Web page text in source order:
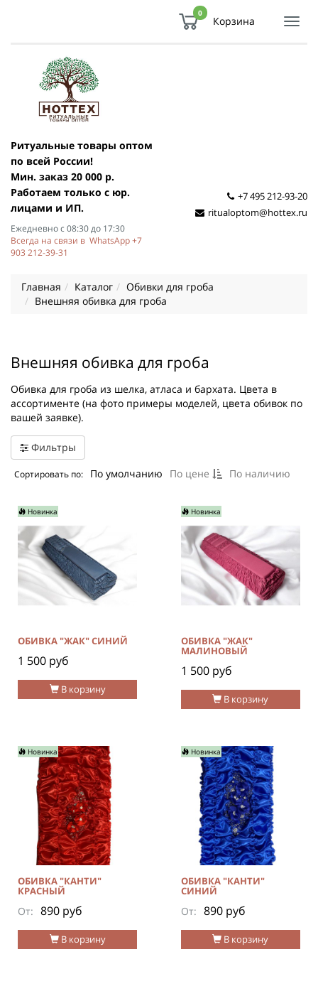
0
Корзина
Ритуальные товары оптом
по всей России!
Мин. заказ 20 000 р.
Работаем только с юр.
лицами и ИП.
Ежедневно с 08:30 до 17:30
Всегда на связи в WhatsApp +7
903 212-39-31
+7 495 212-93-20
ritualoptom@hottex.ru
Главная Каталог
Обивки для гроба
Внешняя обивка для гроба
Внешняя обивка для гроба
Обивка для гроба из шелка, атласа и бархата. Цвета в
ассортименте (на фото примеры моделей, цвета обивок по
вашей заявке).
Фильтры
Сортировать по: По умолчанию По цене По наличию
Новинка
В корзину
ОБИВКА "ЖАК" СИНИЙ
1 500 руб
Новинка
В корзину
ОБИВКА "ЖАК"
МАЛИНОВЫЙ
1 500 руб
Новинка
В корзину
ОБИВКА "КАНТИ"
КРАСНЫЙ
От: 890 руб
Новинка
В корзину
ОБИВКА "КАНТИ"
СИНИЙ
От: 890 руб